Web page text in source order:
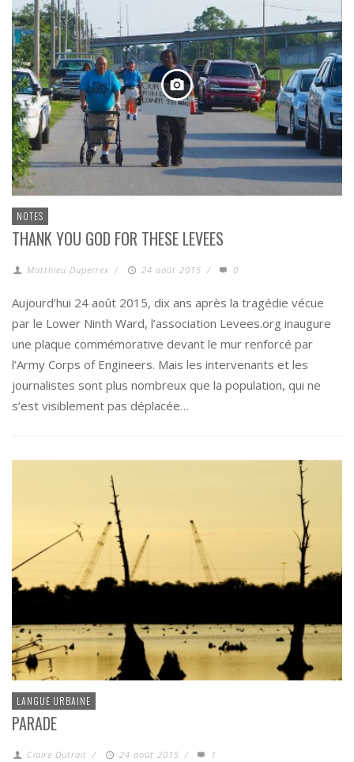
NOTES
THANK YOU GOD FOR THESE LEVEES
Matthieu Duperrex / 24 août 2015 / 0
Aujourd’hui 24 août 2015, dix ans après la tragédie vécue
par le Lower Ninth Ward, l’association Levees.org inaugure
une plaque commémorative devant le mur renforcé par
l’Army Corps of Engineers. Mais les intervenants et les
journalistes sont plus nombreux que la population, qui ne
s’est visiblement pas déplacée…
LANGUE URBAINE
PARADE
Claire Dutrait / 24 août 2015 / 1